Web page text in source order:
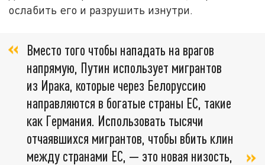
ослабить его и разрушить изнутри.
Вместо того чтобы нападать на врагов
напрямую, Путин использует мигрантов
из Ирака, которые через Белоруссию
направляются в богатые страны ЕС, такие
как Германия. Использовать тысячи
отчаявшихся мигрантов, чтобы вбить клин
между странами ЕС, — это новая низость,